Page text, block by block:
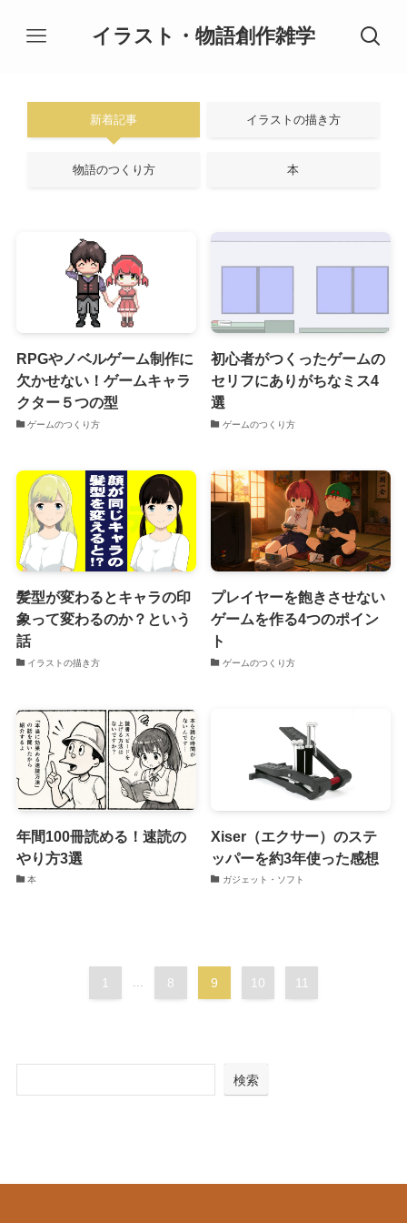
イラスト・物語創作雑学
新着記事 イラストの描き方
物語のつくり方 本
RPGやノベルゲーム制作に
欠かせない！ゲームキャラ
クター５つの型
ゲームのつくり方
初心者がつくったゲームの
セリフにありがちなミス4
選
ゲームのつくり方
髪型が変わるとキャラの印
象って変わるのか？という
話
イラストの描き方
プレイヤーを飽きさせない
ゲームを作る4つのポイン
ト
ゲームのつくり方
年間100冊読める！速読の
やり方3選
本
Xiser（エクサー）のステ
ッパーを約3年使った感想
ガジェット・ソフト
1 ... 8 9 10 11
検索